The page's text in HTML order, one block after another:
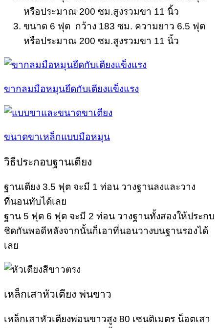
หรือประมาณ 200 ซม.สูงรวมขา 11 นิ้ว
ขนาด 6 ฟุต กว้าง 183 ซม. ความยาว 6.5 ฟุต
หรือประมาณ 200 ซม.สูงรวมขา 11 นิ้ว
ขากลมมือหมุนยึดกับเตียงแข็งแรง
ขนาดขาเหล็กแบบมือหมุน
วิธีประกอบฐานเตียง
ฐานเตียง 3.5 ฟุต จะมี 1 ท่อน วางฐานลงและวาง
ที่นอนทับได้เลย
ฐาน 5 ฟุต 6 ฟุต จะมี 2 ท่อน วางฐานทั้งสองให้ประกบ
ชิดกันพอดีหลังจากนั้นก็เอาที่นอนวางบนฐานรองได้
เลย
เหล็กเสาหัวเตียง พ่นขาว
เหล็กเสาหัวเตียงพ่อนขาวสูง 80 เซนติเมตร น็อตเสา